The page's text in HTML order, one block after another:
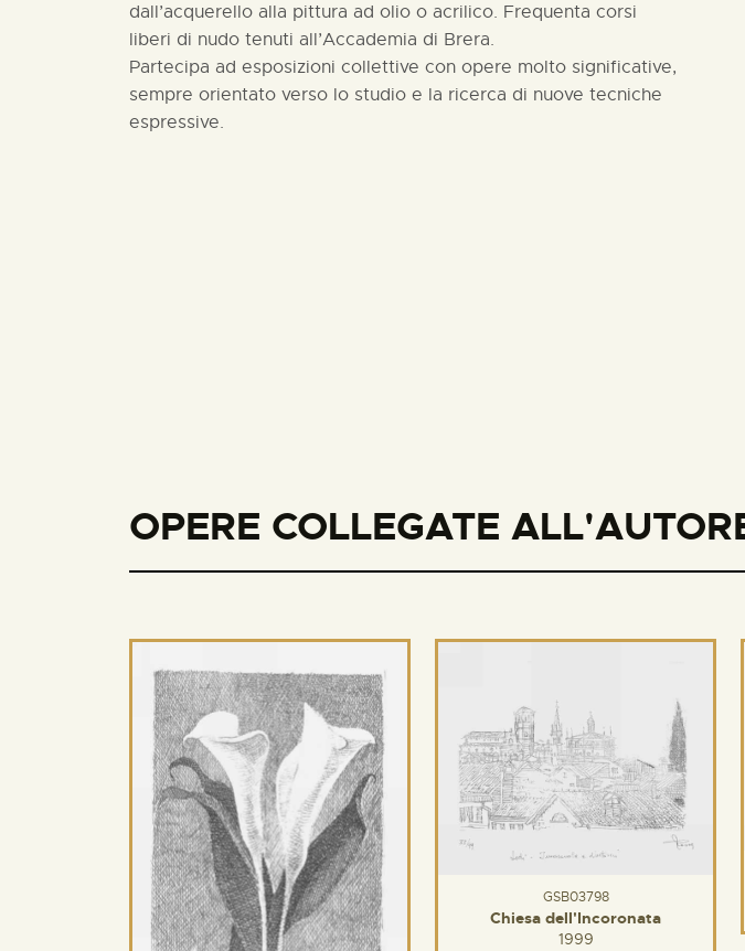
dall’acquerello alla pittura ad olio o acrilico. Frequenta corsi
liberi di nudo tenuti all’Accademia di Brera.
Partecipa ad esposizioni collettive con opere molto significative,
sempre orientato verso lo studio e la ricerca di nuove tecniche
espressive.
OPERE COLLEGATE
GSB03798
Chiesa dell'Incoronata
1999